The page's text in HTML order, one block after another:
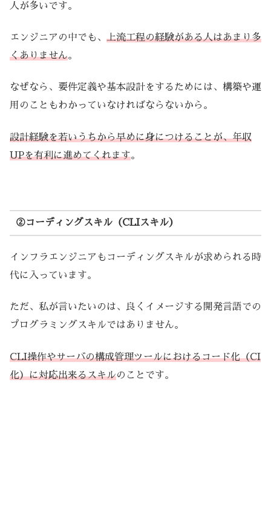
人が多いです。
エンジニアの中でも、 上流工程の経験がある人はあまり多
くありません。
なぜなら、要件定義や基本設計をするためには、構築や運
用のこともわかっていなければならないから。
設計経験を若いうちから早めに身につけることが、年収
UPを有利に進めてくれます。
②コーディングスキル（CLIスキル）
インフラエンジニアもコーディングスキルが求められる時
代に入っています。
ただ、私が言いたいのは、良くイメージする開発言語での
プログラミングスキルではありません。
CLI操作やサーバの構成管理ツールにおけるコード化（CI
化）に対応出来るスキルのことです。